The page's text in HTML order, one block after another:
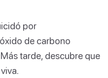
por
de carbono
tarde, descubre que